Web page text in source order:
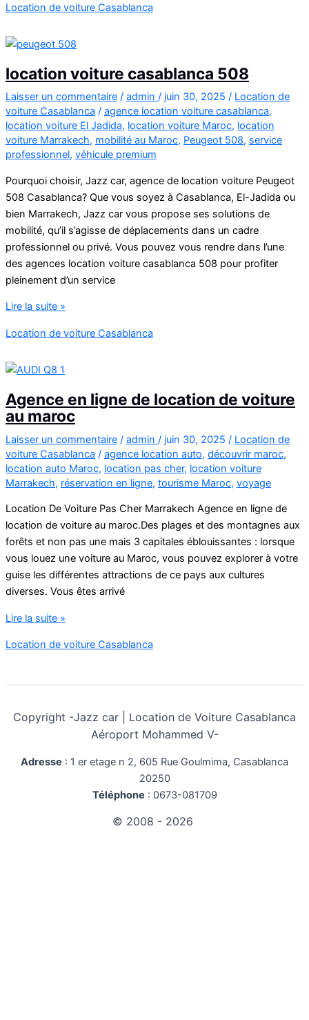
voiture
4×4
Location de voiture Casablanca
location voiture casablanca 508
Laisser un commentaire / admin / juin 30, 2025 / Location de
voiture Casablanca / agence location voiture casablanca,
location voiture El Jadida, location voiture Maroc, location
voiture Marrakech, mobilité au Maroc, Peugeot 508, service
professionnel, véhicule premium
Pourquoi choisir, Jazz car, agence de location voiture Peugeot
508 Casablanca? Que vous soyez à Casablanca, El-Jadida ou
bien Marrakech, Jazz car vous propose ses solutions de
mobilité, qu’il s’agisse de déplacements dans un cadre
professionnel ou privé. Vous pouvez vous rendre dans l’une
des agences location voiture casablanca 508 pour profiter
pleinement d’un service
location
casablanca
Lire la suite »
Location de voiture Casablanca
Agence en ligne de location de voiture
au maroc
Laisser un commentaire / admin / juin 30, 2025 / Location de
voiture Casablanca / agence location auto, découvrir maroc,
location auto Maroc, location pas cher, location voiture
Marrakech, réservation en ligne, tourisme Maroc, voyage
Location De Voiture Pas Cher Marrakech Agence en ligne de
location de voiture au maroc.Des plages et des montagnes aux
forêts et non pas une mais 3 capitales éblouissantes : lorsque
vous louez une voiture au Maroc, vous pouvez explorer à votre
guise les différentes attractions de ce pays aux cultures
diverses. Vous êtes arrivé
Agence
ligne
location
voiture
Lire la suite »
Location de voiture Casablanca
Copyright -Jazz car | Location de Voiture Casablanca
Aéroport Mohammed V-
Adresse : 1 er etage n 2, 605 Rue Goulmima, Casablanca
20250
Téléphone : 0673-081709
© 2008 - 2026